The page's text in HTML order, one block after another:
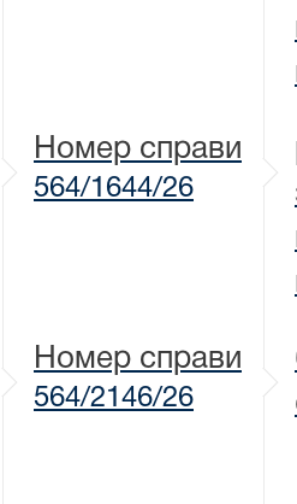
Номер справи
564/1644/26
Номер справи
564/2146/26